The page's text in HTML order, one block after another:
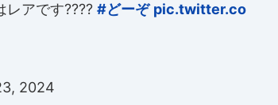
レアです???? #どーぞ pic.twitter.co
2024